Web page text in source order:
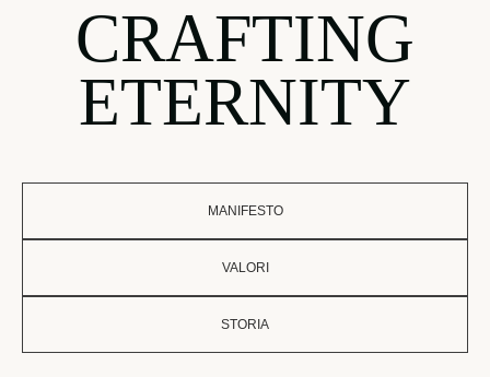
CRAFTING
ETERNITY
MANIFESTO
VALORI
STORIA